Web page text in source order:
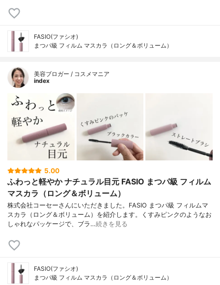
FASIO(ファシオ)
まつパ級 フィルム マスカラ（ロング＆ボリューム）
美容ブロガー / コスメマニア
index
5.00
ふわっと軽やか ナチュラル目元 FASIO まつパ級 フィルム
マスカラ（ロング＆ボリューム）
株式会社コーセーさんにいただきました。FASIO まつパ級 フィルムマ
スカラ（ロング＆ボリューム）を紹介します。くすみピンクのようなお
しゃれなパッケージで、ブラ…続きを見る
FASIO(ファシオ)
まつパ級 フィルム マスカラ（ロング＆ボリューム）